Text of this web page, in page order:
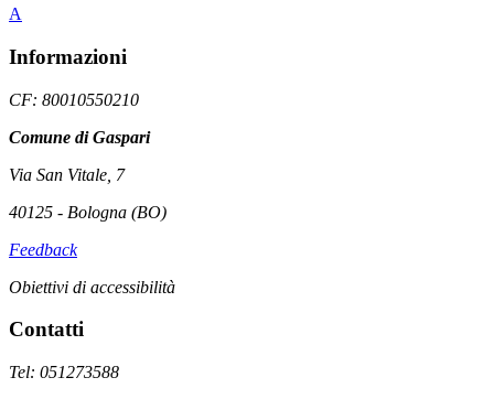
A
Informazioni
CF: 80010550210
Comune di Gaspari
Via San Vitale, 7
40125 - Bologna (BO)
Feedback
Obiettivi di accessibilità
Contatti
Tel: 051273588